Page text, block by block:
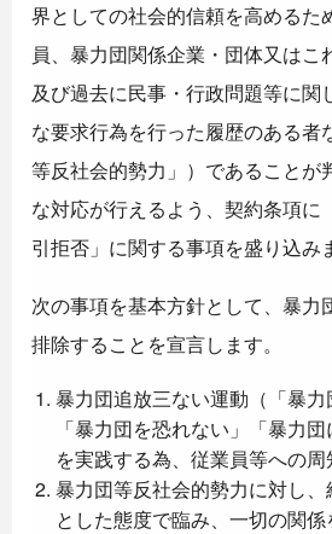
界としての社会的信頼を高めるた
員、暴力団関係企業・団体又はこ
及び過去に民事・行政問題等に関
な要求行為を行った履歴のある者
等反社会的勢力」）であることが
な対応が行えるよう、契約条項に
引拒否」に関する事項を盛り込み
次の事項を基本方針として、暴力
排除することを宣言します。
暴力団追放三ない運動（「暴力
「暴力団を恐れない」「暴力団
を実践する為、従業員等への周
暴力団等反社会的勢力に対し
とした態度で臨み、一切の関係